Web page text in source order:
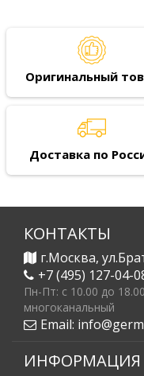
Оригинальный
Доставка по
КОНТАКТЫ
г.Москва,
+7 (495) 127-04-
Пн-Пт: c 10.00 до 18.00
многоканальный
Email:
ИНФОРМАЦИЯ